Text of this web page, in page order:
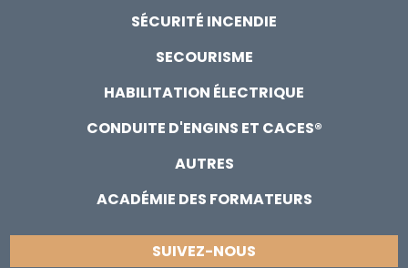
SÉCURITÉ INCENDIE
SECOURISME
HABILITATION ÉLECTRIQUE
CONDUITE D'ENGINS ET CACES®
AUTRES
ACADÉMIE DES FORMATEURS
SUIVEZ-NOUS